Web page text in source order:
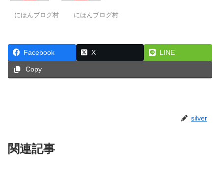
にほんブログ村 にほんブログ村
Facebook X LINE
Copy
silver
関連記事